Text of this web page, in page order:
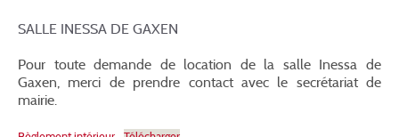
SALLE INESSA DE GAXEN
Pour toute demande de location de la salle Inessa de
Gaxen, merci de prendre contact avec le secrétariat de
mairie.